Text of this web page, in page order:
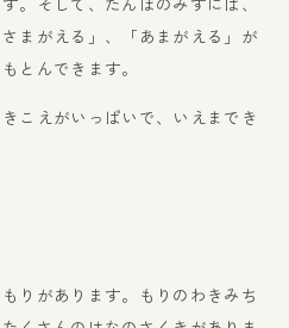
まがえる」、「あまがえる」が
とんできます。
こえがいっぱいで、いえまでき
りがあります。もりのわきみち